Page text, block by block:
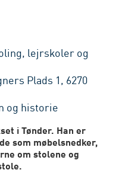
lejrskoler og
Plads 1, 6270
og historie
i Tønder. Han er
som møbelsnedker,
om stolene og